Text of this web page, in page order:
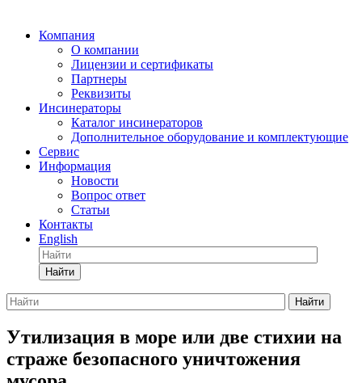
Компания
О компании
Лицензии и сертификаты
Партнеры
Реквизиты
Инсинераторы
Каталог инсинераторов
Дополнительное оборудование и комплектующие
Сервис
Информация
Новости
Вопрос ответ
Статьи
Контакты
English
Найти
Найти
Утилизация в море или две стихии на
страже безопасного уничтожения